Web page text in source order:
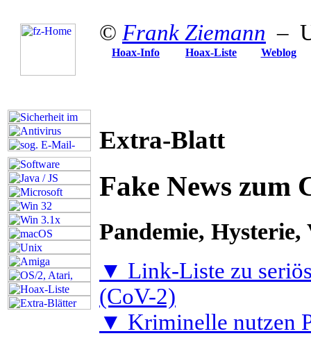
© Frank Ziemann –
Hoax-Info Hoax-Liste Weblog
Extra-Blatt
Fake News zum
Pandemie,
▼ Link-Liste zu
(CoV-2)
▼ Kriminelle nutzen